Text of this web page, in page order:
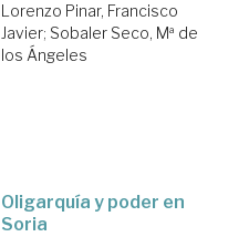
Lorenzo Pinar, Francisco
Javier; Sobaler Seco, Mª de
los Ángeles
Oligarquía y poder en
Soria